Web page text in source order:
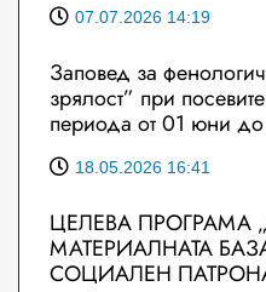
07.07.2026 14:19
Заповед за
зрялост” при
периода от 01 юни
18.05.2026 16:41
ЦЕЛЕВА ПРОГРАМА
МАТЕРИАЛНАТА
СОЦИАЛЕН